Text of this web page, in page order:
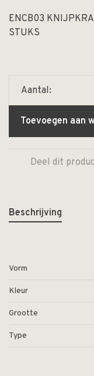
ENCB03
STUKS
Aantal:
Toevoegen aan
Deel dit
Beschrijving
Vorm
Kleur
Grootte
Type